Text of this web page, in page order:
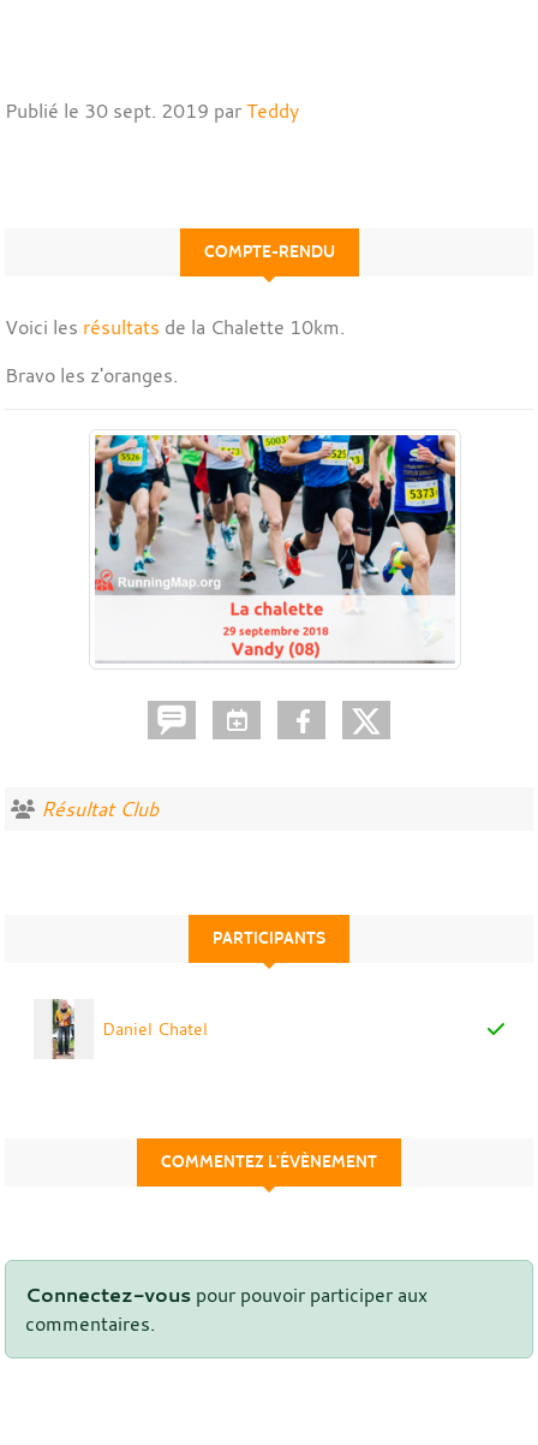
Publié le 30 sept. 2019 parTeddy
COMPTE-RENDU
Voici les résultats de la Chalette 10km.
Bravo les z'oranges.
Résultat Club
PARTICIPANTS
Daniel Chatel
COMMENTEZ L’ÉVÈNEMENT
Connectez-vous pour pouvoir participer aux
commentaires.